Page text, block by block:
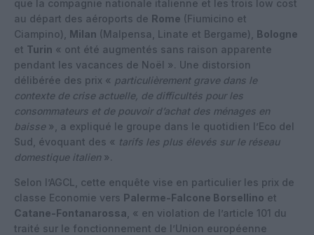
que la compagnie nationale italienne et les trois low cost
au départ des aéroports de Rome (Fiumicino et
Ciampino), Milan (Malpensa, Linate et Bergame), Bologne
et Turin « ont été augmentés sans raison apparente
pendant les vacances de Noël ». Une distorsion
délibérée des prix « particulièrement grave dans le
contexte de crise actuelle, de difficultés pour les
consommateurs et de pouvoir d’achat des ménages en
baisse », a expliqué le groupe dans le quotidien l’Eco del
Sud, évoquant des « tarifs les plus élevés sur le réseau
domestique italien ».
Selon l’AGCL, cette enquête vise en particulier les prix de
classe Economie vers Palerme-Falcone Borsellino et
Catane-Fontanarossa , « en violation de l’article 101 du
traité sur le fonctionnement de l’Union européenne